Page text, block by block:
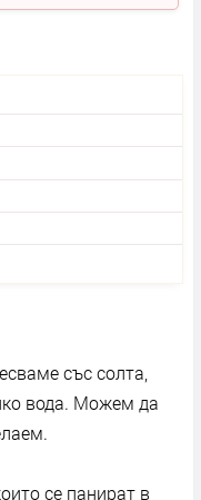
със солта,
вода. Можем да
се панират в